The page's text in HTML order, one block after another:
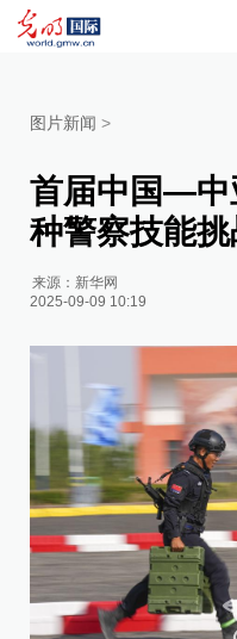
图片新闻 >
首届中国—中
种警察技能
来源： 新华网
2025-09-09 10:19